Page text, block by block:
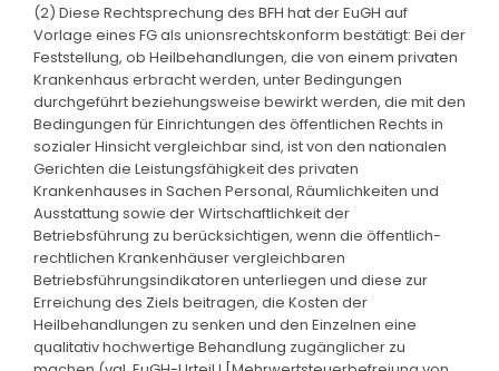
(2) Diese Rechtsprechung des BFH hat der EuGH auf
Vorlage eines FG als unionsrechtskonform bestätigt: Bei der
Feststellung, ob Heilbehandlungen, die von einem privaten
Krankenhaus erbracht werden, unter Bedingungen
durchgeführt beziehungsweise bewirkt werden, die mit den
Bedingungen für Einrichtungen des öffentlichen Rechts in
sozialer Hinsicht vergleichbar sind, ist von den nationalen
Gerichten die Leistungsfähigkeit des privaten
Krankenhauses in Sachen Personal, Räumlichkeiten und
Ausstattung sowie der Wirtschaftlichkeit der
Betriebsführung zu berücksichtigen, wenn die öffentlich-
rechtlichen Krankenhäuser vergleichbaren
Betriebsführungsindikatoren unterliegen und diese zur
Erreichung des Ziels beitragen, die Kosten der
Heilbehandlungen zu senken und den Einzelnen eine
qualitativ hochwertige Behandlung zugänglicher zu